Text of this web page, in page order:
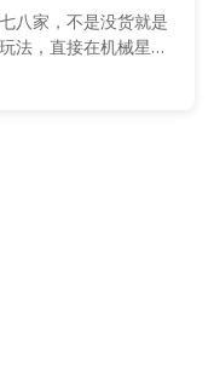
八家，不是没货就是
法，直接在机械星球
子踏板全给你配齐，